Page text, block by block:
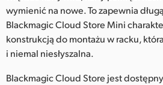
wymienić na nowe. To zapewnia
Blackmagic Cloud Store Mini
konstrukcją do montażu w racku,
i niemal niesłyszalna.
Blackmagic Cloud Store jest